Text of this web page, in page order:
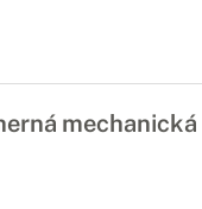
mechanická